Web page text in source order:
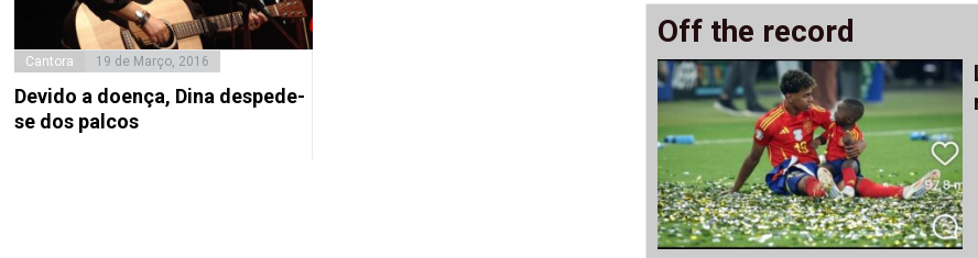
Cantora 19 de Março, 2016
Devido a doença, Dina despede-
se dos palcos
Off the record